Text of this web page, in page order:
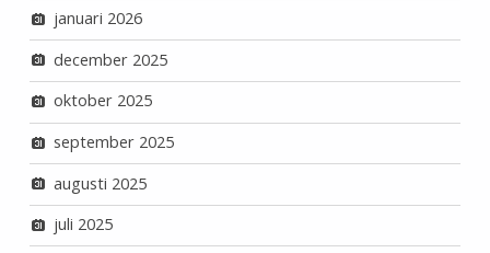
januari 2026
december 2025
oktober 2025
september 2025
augusti 2025
juli 2025